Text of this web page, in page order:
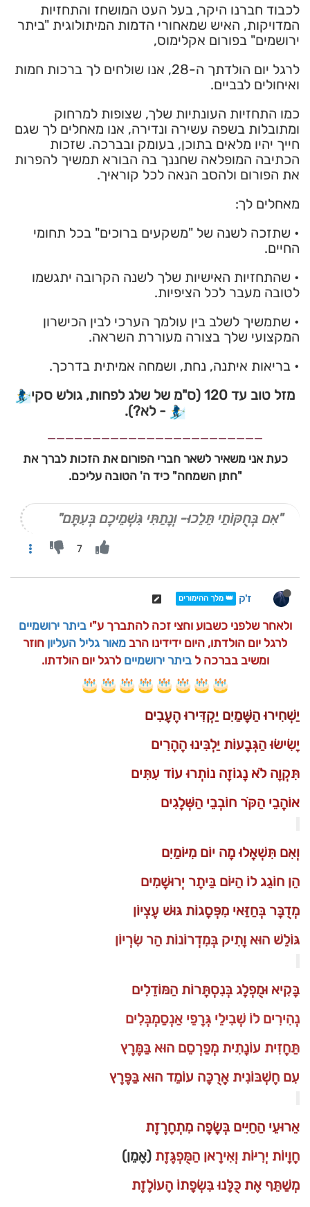
לכבוד חברנו היקר, בעל העט המושחז והתחזיות
המדויקות, האיש שמאחורי הדמות המיתולוגית "ביתר
ירושמים" בפורום אקלימוס,
לרגל יום הולדתך ה-28, אנו שולחים לך ברכות חמות
ואיחולים לבביים.
כמו התחזיות העונתיות שלך, שצופות למרחוק
ומתובלות בשפה עשירה ונדירה, אנו מאחלים לך שגם
חייך יהיו מלאים בתוכן, בעומק ובברכה. שזכות
הכתיבה המופלאה שחננך בה הבורא תמשיך להפרות
את הפורום ולהסב הנאה לכל קוראיך.
מאחלים לך:
• שתזכה לשנה של "משקעים ברוכים" בכל תחומי
החיים.
• שהתחזיות האישיות שלך לשנה הקרובה יתגשמו
לטובה מעבר לכל הציפיות.
• שתמשיך לשלב בין עולמך הערכי לבין הכישרון
המקצועי שלך בצורה מעוררת השראה.
• בריאות איתנה, נחת, ושמחה אמיתית בדרכך.
מזל טוב עד 120 (ס"מ של שלג לפחות, גולש סקי
- לא?).
________________________
כעת אני משאיר לשאר חברי הפורום את הזכות לברך את
"חתן השמחה" כיד ה' הטובה עליכם.
"אִם בְּחֻקּוֹתַי תֵּלֵכוּ- וְנָתַתִּי גִּשְׁמֵיכֶם בְּעִתָּם"
7
ז'ק 👑 מלך ההימורים
ולאחר שלפני כשבוע וחצי זכה להתברך ע"יביתר ירושמיים
לרגל יום הולדתו, היום ידידינו הרב מאור גליל העליון חוזר
ומשיב בברכה לביתר ירושמיים לרגל יום הולדתו.
יַשְׁחִירוּ הַשָּׁמַיִם יַקְדִּירוּ הֶעָבִים
יָשִׂישׂוּ הַגְּבָעוֹת יַלְבִּינוּ הֶהָרִים
תִּקְוָה לֹא נָגוֹזָה נוֹתְרוּ עוֹד עִתִּים
אוֹהֲבֵי הַקֹּר חוֹבְבֵי הַשְּׁלָגִים
וְאִם תִּשְׁאֲלוּ מָה יוֹם מִיּוֹמַיִם
הֵן חוֹגֵג לוֹ הַיּוֹם בֵּיתָר יְרוּשָׁמִים
מְדֻבָּר בְּחַזַּאי מִפְּסָגוֹת גּוּשׁ עֶצְיוֹן
גּוֹלֵשׁ הוּא וָתִיק בְּמִדְרוֹנוֹת הַר שִׂרְיוֹן
בָּקִיא וּמֻפְלָג בְּנִסְתָּרוֹת הַמּוֹדֵלִים
נְהִירִים לוֹ שְׁבִילֵי גְּרָפֵי אַנְסַמְבְּלִים
תַּחֲזִית עוֹנָתִית מְפַרְסֵם הוּא בַּמֶּרֶץ
עִם חֶשְׁבּוֹנִית אֲרֻכָּה עוֹמֵד הוּא בַּפֶּרֶץ
אֵרוּעֵי הַחַיִּים בְּשָׂפָה מִתְחָרֶזֶת
חֲוָיוֹת יְרִיּוֹת וְאִירָאן הַמֻּפְגֶּזֶת (אָמֵן)
מְשַׁתֵּף אֶת כֻּלָּנוּ בִּשְׂפָתוֹ הָעוֹלֶזֶת